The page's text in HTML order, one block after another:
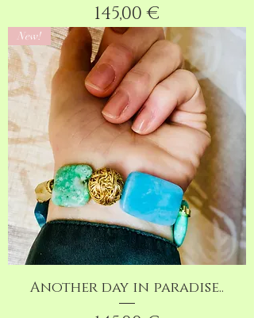
Preis
145,00 €
New!
Another day in paradise..